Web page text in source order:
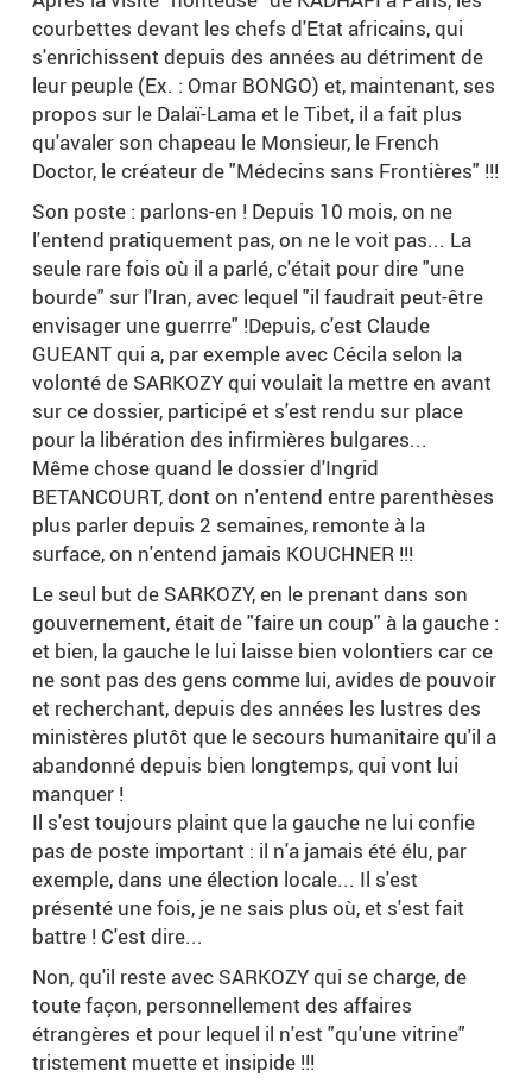
courbettes devant les chefs d'Etat africains, qui
s'enrichissent depuis des années au détriment de
leur peuple (Ex. : Omar BONGO) et, maintenant, ses
propos sur le Dalaï-Lama et le Tibet, il a fait plus
qu'avaler son chapeau le Monsieur, le French
Doctor, le créateur de "Médecins sans Frontières" !!!
Son poste : parlons-en ! Depuis 10 mois, on ne
l'entend pratiquement pas, on ne le voit pas... La
seule rare fois où il a parlé, c'était pour dire "une
bourde" sur l'Iran, avec lequel "il faudrait peut-être
envisager une guerrre" !Depuis, c'est Claude
GUEANT qui a, par exemple avec Cécila selon la
volonté de SARKOZY qui voulait la mettre en avant
sur ce dossier, participé et s'est rendu sur place
pour la libération des infirmières bulgares...
Même chose quand le dossier d'Ingrid
BETANCOURT, dont on n'entend entre parenthèses
plus parler depuis 2 semaines, remonte à la
surface, on n'entend jamais KOUCHNER !!!
Le seul but de SARKOZY, en le prenant dans son
gouvernement, était de "faire un coup" à la gauche :
et bien, la gauche le lui laisse bien volontiers car ce
ne sont pas des gens comme lui, avides de pouvoir
et recherchant, depuis des années les lustres des
ministères plutôt que le secours humanitaire qu'il a
abandonné depuis bien longtemps, qui vont lui
manquer !
Il s'est toujours plaint que la gauche ne lui confie
pas de poste important : il n'a jamais été élu, par
exemple, dans une élection locale... Il s'est
présenté une fois, je ne sais plus où, et s'est fait
battre ! C'est dire...
Non, qu'il reste avec SARKOZY qui se charge, de
toute façon, personnellement des affaires
étrangères et pour lequel il n'est "qu'une vitrine"
tristement muette et insipide !!!